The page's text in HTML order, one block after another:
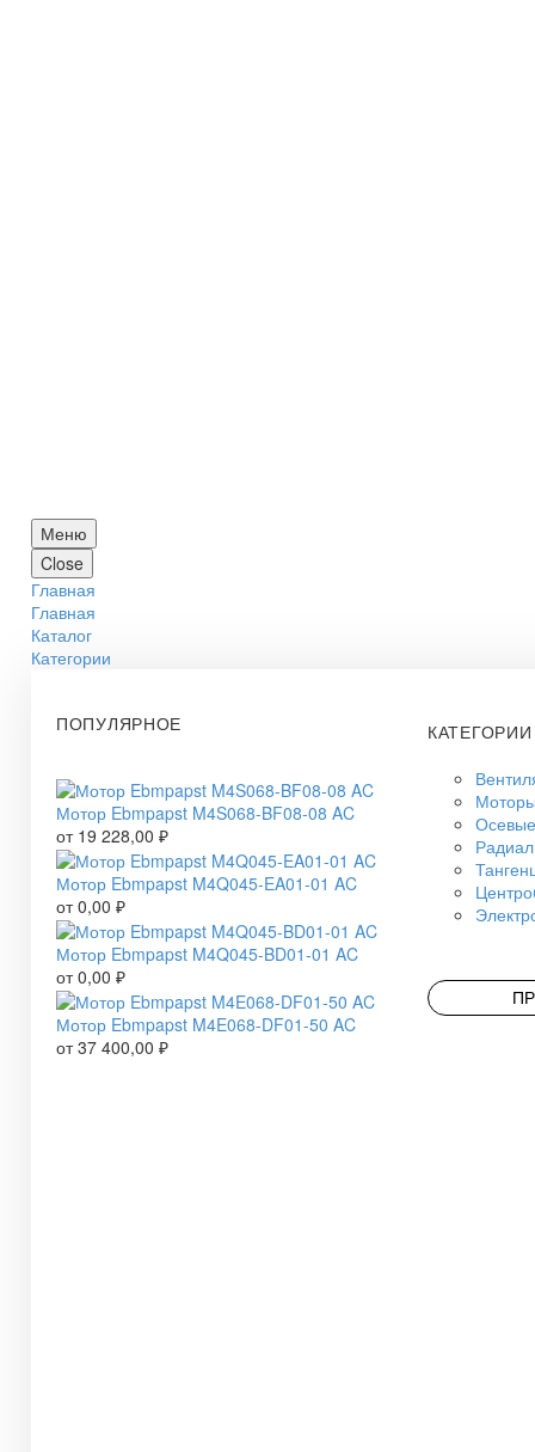
Меню
Close
Главная
Главная
Каталог
Категории
ПОПУЛЯРНОЕ
Мотор Ebmpapst M4S068-BF08-08 AC
от 19 228,00 ₽
Мотор Ebmpapst M4Q045-EA01-01 AC
от0,00 ₽
Мотор Ebmpapst M4Q045-BD01-01 AC
от0,00 ₽
Мотор Ebmpapst M4E068-DF01-50 AC
от37 400,00 ₽
КАТЕГОРИИ